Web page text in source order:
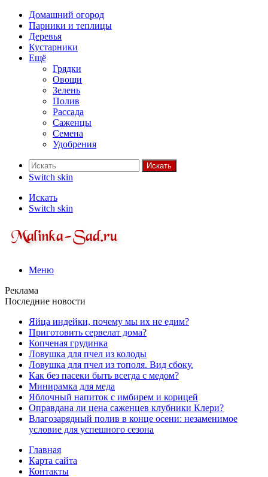
Домашний огород
Парники и теплицы
Деревья
Кустарники
Ещё
Грядки
Овощи
Зелень
Полив
Рассада
Саженцы
Семена
Удобрения
Искать
Switch skin
Искать
Switch skin
Меню
Реклама
Последние новости
Яйца индейки, почему мы их не едим?
Приготовить сервелат⁠⁠ дома?
Копченая грудинка
Ловушка для пчел из колоды
Ловушка для пчел из тополя. Вид сбоку.
Как без пасеки быть всегда с медом?
Минирамка для меда
Яблочный напиток с имбирем и корицей
Оправдана ли цена саженцев клубники Клери?
Влагозарядный полив в конце осени: незаменимое
условие для успешного сезона
Главная
Карта сайта
Контакты